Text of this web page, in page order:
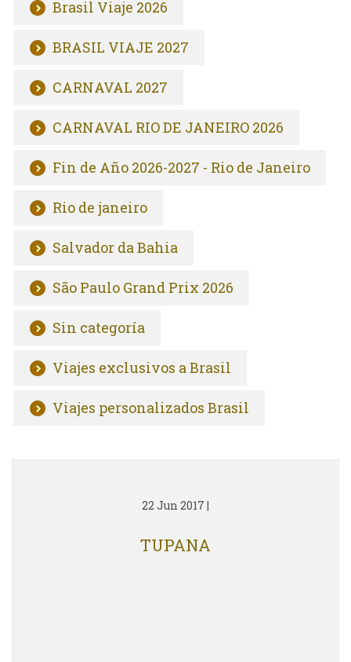
Brasil Viaje 2026
BRASIL VIAJE 2027
CARNAVAL 2027
CARNAVAL RIO DE JANEIRO 2026
Fin de Año 2026-2027 - Rio de Janeiro
Rio de janeiro
Salvador da Bahia
São Paulo Grand Prix 2026
Sin categoría
Viajes exclusivos a Brasil
Viajes personalizados Brasil
22 Jun 2017 |
TUPANA